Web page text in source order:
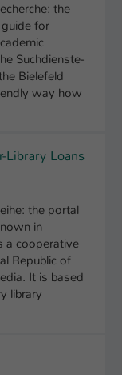
the
for
Suchdienste-
Bielefeld
way how
Library Loans
the portal
in
a cooperative
Republic of
It is based
library